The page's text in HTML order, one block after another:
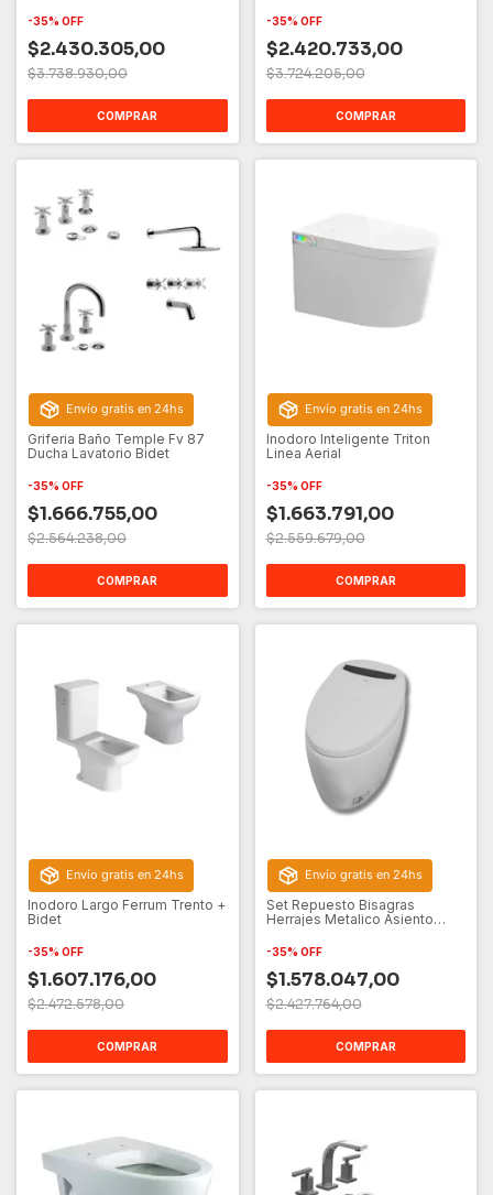
-35% OFF
$2.430.305,00
$3.738.930,00
COMPRAR
-35% OFF
$2.420.733,00
$3.724.205,00
COMPRAR
Envío gratis en 24hs
Griferia Baño Temple Fv 87
Ducha Lavatorio Bidet
-35% OFF
$1.666.755,00
$2.564.238,00
COMPRAR
Envío gratis en 24hs
Inodoro Inteligente Triton
Linea Aerial
-35% OFF
$1.663.791,00
$2.559.679,00
COMPRAR
Envío gratis en 24hs
Inodoro Largo Ferrum Trento +
Bidet
-35% OFF
$1.607.176,00
$2.472.578,00
COMPRAR
Envío gratis en 24hs
Set Repuesto Bisagras
Herrajes Metalico Asiento
-35% OFF
$1.578.047,00
$2.427.764,00
COMPRAR